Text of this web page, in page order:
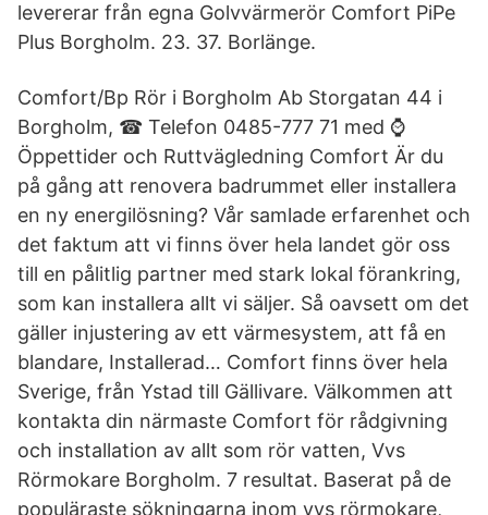
levererar från egna Golvvärmerör Comfort PiPe
Plus Borgholm. 23. 37. Borlänge.
Comfort/Bp Rör i Borgholm Ab Storgatan 44 i
Borgholm, ☎ Telefon 0485-777 71 med ⌚
Öppettider och Ruttvägledning Comfort Är du
på gång att renovera badrummet eller installera
en ny energilösning? Vår samlade erfarenhet och
det faktum att vi finns över hela landet gör oss
till en pålitlig partner med stark lokal förankring,
som kan installera allt vi säljer. Så oavsett om det
gäller injustering av ett värmesystem, att få en
blandare, Installerad… Comfort finns över hela
Sverige, från Ystad till Gällivare. Välkommen att
kontakta din närmaste Comfort för rådgivning
och installation av allt som rör vatten, Vvs
Rörmokare Borgholm. 7 resultat. Baserat på de
populäraste sökningarna inom vvs rörmokare,